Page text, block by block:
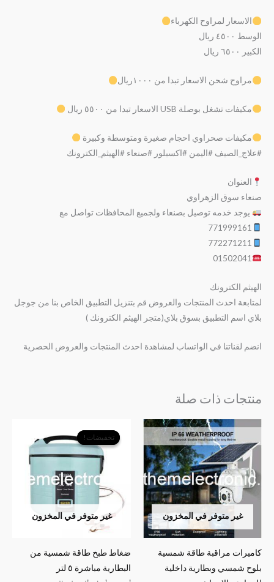
الاسعار لمراوح الكهرباء
الوسط ٤٥٠٠ ريال
الكبير ٦٥٠٠ ريال
مراوح شحن الاسعار تبدا من ١٠٠٠ريال
مكيفات تشغل بوصلة USB الاسعار تبدا من ٥٥٠٠ ريال
مكيفات صحراوي احجام صغيرة ومتوسطة وكبيرة
#علاج_الصيف #اليمن #اكسبلور #صنعاء #الهيثم_الكترونك
العنوان
صنعاء سوق الزهراوي
يوجد خدمه توصيل بصنعاء ولجميع المحافظات تواصل مع
771999161
772271211
01502041
الهيثم الكترونك
لمتابعة احدث المنتجات والعروض قم بتنزيل التطبيق الخاص بنا من جوجل
بلاي اسم التطبيق بسوق بلاي(متجر الهيثم الكترونك )
انضم لقناتنا في الواتساب لمشاهدة احدث المنتجات والعروض الحصرية
منتجات ذات صلة
غير متوفر في المخزون
كاميرات مراقبة طاقة شمسية
بلوح شمسي وبطارية داخلية
تخفيضات!
غير متوفر في المخزون
تخفيضات!
ضغاط طبخ طاقة شمسية من
البطارية مباشرة ٥ لتر
الأصلي
هو:
﷼29,000.
هو:
﷼28,000.